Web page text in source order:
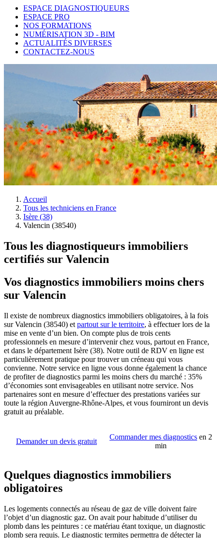
ESPACE DIAGNOSTIQUEURS
ESPACE PRO
NOS FORMATIONS
NUMÉRISATION 3D - BIM
ACTUALITÉS DIVERSES
CONTACTEZ-NOUS
Accueil
Tous les techniciens en France
Isère (38)
Valencin (38540)
Tous les diagnostiqueurs immobiliers
certifiés sur Valencin
Vos diagnostics immobiliers moins chers
sur Valencin
Il existe de nombreux diagnostics immobiliers obligatoires, à la fois
sur Valencin (38540) et partout sur le territoire, à effectuer lors de la
mise en vente d’un bien. On compte plus de trois cents
professionnels en mesure d’intervenir chez vous, partout en France,
et dans le département Isère (38). Notre outil de RDV en ligne est
particulièrement pratique pour trouver un créneau qui vous
convienne. Notre service en ligne vous donne également la chance
de profiter de diagnostics parmi les moins chers du marché : 35%
d’économies sont envisageables en utilisant notre service. Nos
partenaires sont en mesure d’effectuer des prestations variées sur
toute la région Auvergne-Rhône-Alpes, et vous fourniront un devis
gratuit au préalable.
Demander un devis gratuit
Commander mes diagnostics en 2
min
Quelques diagnostics immobiliers
obligatoires
Les logements connectés au réseau de gaz de ville doivent faire
l’objet d’un diagnostic gaz. On avait pour habitude d’utiliser du
plomb dans les peintures : ce matériau étant toxique, un diagnostic
plomb sera requis. Le diagnostic termites permettra de détecter la